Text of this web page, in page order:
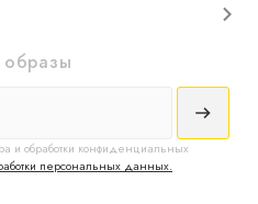
образы
и обработки конфиденциальных
персональных данных.